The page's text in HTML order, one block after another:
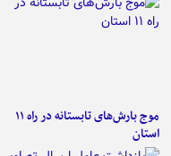
موج بارش‌های تابستانه در راه ۱۱
استان